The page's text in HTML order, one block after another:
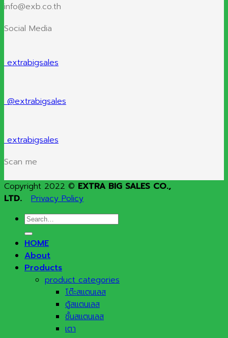
info@exb.co.th
Social Media
extrabigsales
@extrabigsales
extrabigsales
Scan me
Copyright 2022 © EXTRA BIG SALES CO.,
LTD.
Privacy Policy
Search
for:
HOME
About
Products
product categories
โต๊ะสแตนเลส
ตู้สแตนเลส
ชั้นสแตนเลส
เตา